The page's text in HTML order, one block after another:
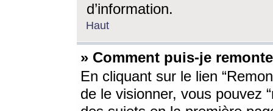
d’information.
Haut
» Comment puis-je
En cliquant sur le lien
de le visionner, vous pouvez